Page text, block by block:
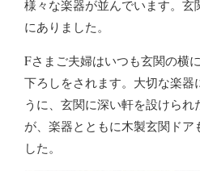
様々な楽器が並んでいます。玄
にありました。
Fさまご夫婦はいつも玄関の横
下ろしをされます。大切な楽器
うに、玄関に深い軒を設けら
が、楽器とともに木製玄関ド
した。